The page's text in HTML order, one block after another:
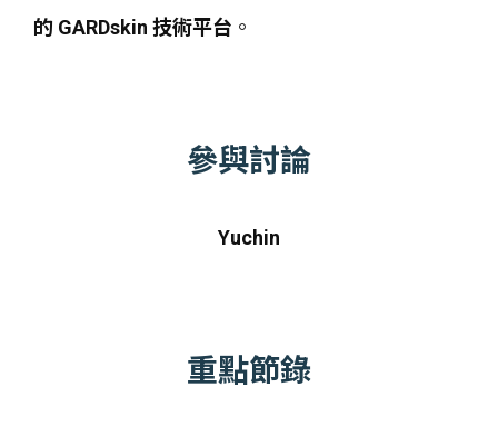
的 GARDskin 技術平台 。
參與討論
Yuchin
重點節錄